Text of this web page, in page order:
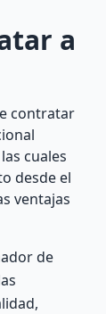
a
contratar
cuales
desde el
ventajas
de